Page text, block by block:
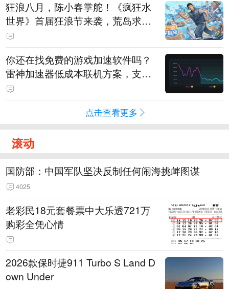
狂浪八月，陈小春掌舵！《疯狂水
世界》首届狂浪节来袭，荒岛求生
直播即将开启
你还在找免费的游戏加速软件吗？
雷神加速器低成本联机方案，支持
免费试用
点击查看更多
滚动
国防部：中国军队坚决反制任何闹海挑衅图谋
4025
老彩民18元套餐票中大乐透721万
购彩全凭心情
2026款保时捷911 Turbo S Land D
own Under